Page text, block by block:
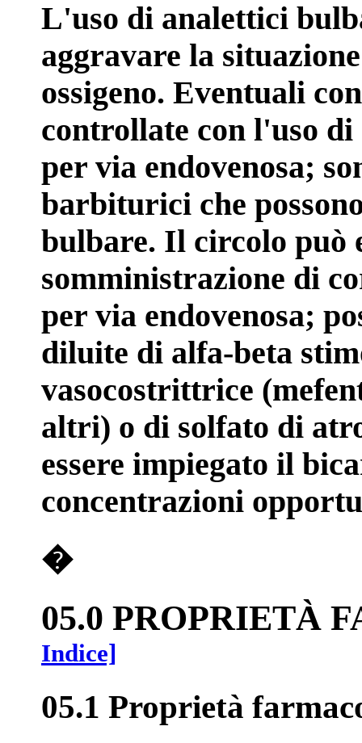
L'uso di analettici
aggravare la
ossigeno. Eventuali
controllate con l'uso di
per via endovenosa;
barbiturici che
bulbare. Il circolo può
somministrazione di
per via endovenosa;
diluite di alfa-beta
vasocostrittrice
altri) o di solfato di
essere impiegato il
concentrazioni
�
05.0 PROPRIETÀ
Indice]
05.1 Proprietà